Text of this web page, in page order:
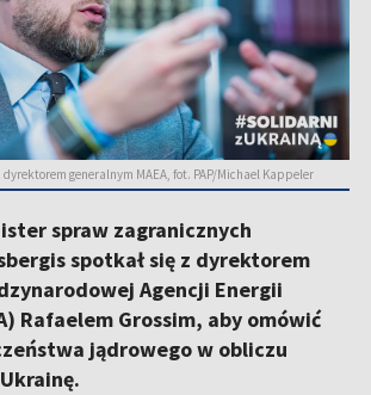
generalnym MAEA, fot. PAP/Michael Kappeler
spraw zagranicznych
spotkał się z dyrektorem
Agencji Energii
Rafaelem Grossim, aby omówić
jądrowego w obliczu